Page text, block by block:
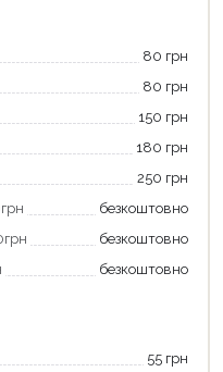
80 грн
80 грн
150 грн
180 грн
250 грн
безкоштовно
безкоштовно
безкоштовно
55 грн